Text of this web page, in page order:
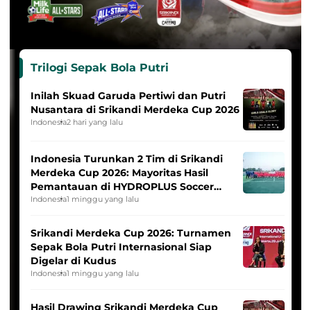
Trilogi Sepak Bola Putri
Inilah Skuad Garuda Pertiwi dan Putri
Nusantara di Srikandi Merdeka Cup 2026
Indonesia2 hari yang lalu
Indonesia Turunkan 2 Tim di Srikandi
Merdeka Cup 2026: Mayoritas Hasil
Pemantauan di HYDROPLUS Soccer
League
Indonesia1 minggu yang lalu
Srikandi Merdeka Cup 2026: Turnamen
Sepak Bola Putri Internasional Siap
Digelar di Kudus
Indonesia1 minggu yang lalu
Hasil Drawing Srikandi Merdeka Cup